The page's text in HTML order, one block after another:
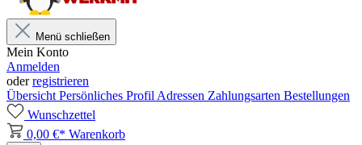
Menü schließen
Mein Konto
Anmelden
oderregistrieren
Übersicht Persönliches Profil Adressen Zahlungsarten Bestellungen
Wunschzettel
0,00 €* Warenkorb